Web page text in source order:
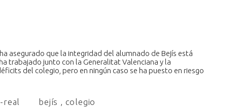
asegurado que la integridad del alumnado de Bejís está
trabajado junto con la Generalitat Valenciana y la
del colegio, pero en ningún caso se ha puesto en riesgo
real bejís , colegio